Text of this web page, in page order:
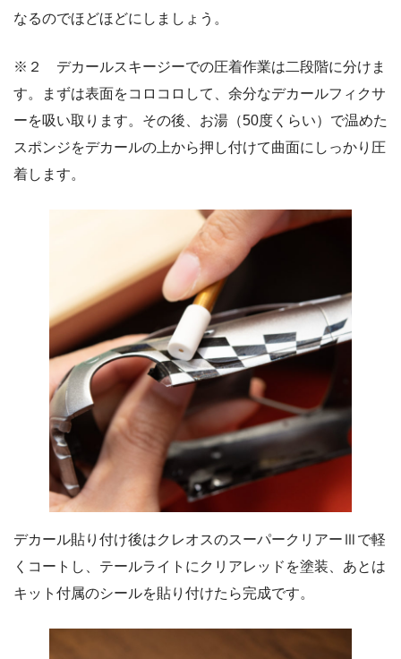
なるのでほどほどにしましょう。
※２ デカールスキージーでの圧着作業は二段階に分けま
す。まずは表面をコロコロして、余分なデカールフィクサ
ーを吸い取ります。その後、お湯（50度くらい）で温めた
スポンジをデカールの上から押し付けて曲面にしっかり圧
着します。
デカール貼り付け後はクレオスのスーパークリアーⅢで軽
くコートし、テールライトにクリアレッドを塗装、あとは
キット付属のシールを貼り付けたら完成です。